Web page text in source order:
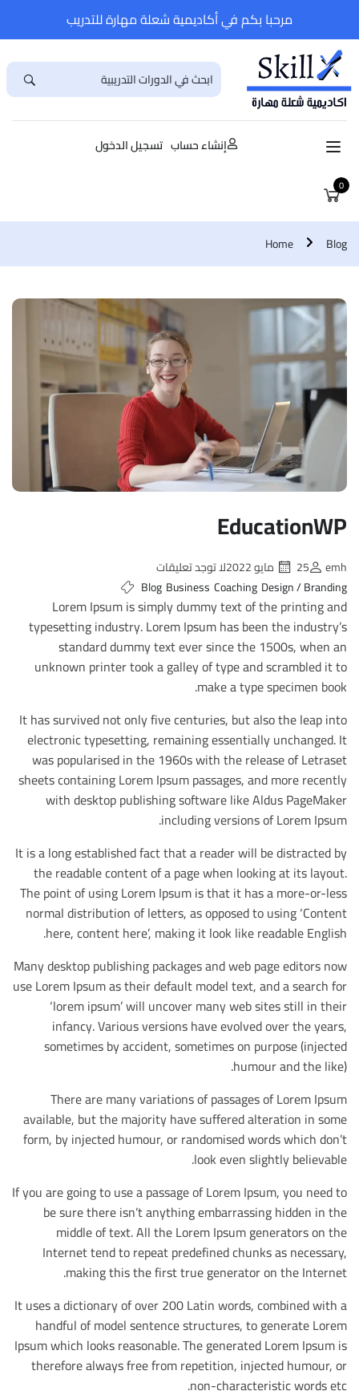
مرحبا بكم في أكاديمية شعلة مهارة للتدريب
إنشاء حساب تسجيل الدخول
0
Home Blog
EducationWP
emh 25 مايو 2022
لا توجد تعليقات
Blog Business Coaching Design / Branding
Lorem Ipsum is simply dummy text of the printing and
typesetting industry. Lorem Ipsum has been the industry’s
standard dummy text ever since the 1500s, when an
unknown printer took a galley of type and scrambled it to
make a type specimen book.
It has survived not only five centuries, but also the leap into
electronic typesetting, remaining essentially unchanged. It
was popularised in the 1960s with the release of Letraset
sheets containing Lorem Ipsum passages, and more recently
with desktop publishing software like Aldus PageMaker
including versions of Lorem Ipsum.
It is a long established fact that a reader will be distracted by
the readable content of a page when looking at its layout.
The point of using Lorem Ipsum is that it has a more-or-less
normal distribution of letters, as opposed to using ‘Content
here, content here’, making it look like readable English.
Many desktop publishing packages and web page editors now
use Lorem Ipsum as their default model text, and a search for
‘lorem ipsum’ will uncover many web sites still in their
infancy. Various versions have evolved over the years,
sometimes by accident, sometimes on purpose (injected
humour and the like).
There are many variations of passages of Lorem Ipsum
available, but the majority have suffered alteration in some
form, by injected humour, or randomised words which don’t
look even slightly believable.
If you are going to use a passage of Lorem Ipsum, you need to
be sure there isn’t anything embarrassing hidden in the
middle of text. All the Lorem Ipsum generators on the
Internet tend to repeat predefined chunks as necessary,
making this the first true generator on the Internet.
It uses a dictionary of over 200 Latin words, combined with a
handful of model sentence structures, to generate Lorem
Ipsum which looks reasonable. The generated Lorem Ipsum is
therefore always free from repetition, injected humour, or
non-characteristic words etc.